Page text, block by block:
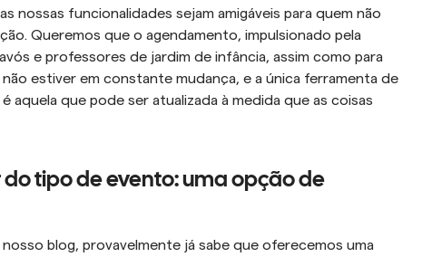
nossas funcionalidades sejam amigáveis para quem não
Queremos que o agendamento, impulsionado pela
e professores de jardim de infância, assim como para
não estiver em constante mudança, e a única ferramenta de
aquela que pode ser atualizada à medida que as coisas
tipo de evento: uma opção de
blog, provavelmente já sabe que oferecemos uma